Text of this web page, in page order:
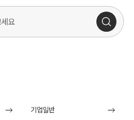
기업일반